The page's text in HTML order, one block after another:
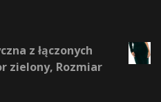
z łączonych
zielony, Rozmiar